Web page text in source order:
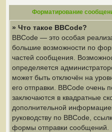
Форматирование
» Что такое BBCode?
BBCode — это особая
большие возможности по
частей сообщения.
определяется
может быть отключён на
его отправки. BBCode очень
заключаются в квадратные
дополнительной
руководству по BBCode,
формы отправки сообщений.